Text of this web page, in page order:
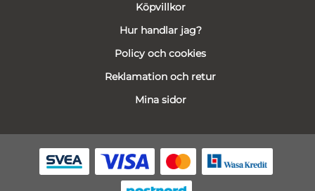
Köpvillkor
Hur handlar jag?
Policy och cookies
Reklamation och retur
Mina sidor